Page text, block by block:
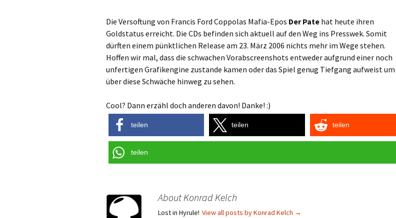
Die Versoftung von Francis Ford Coppolas Mafia-Epos Der Pate hat heute ihren
Goldstatus erreicht. Die CDs befinden sich aktuell auf den Weg ins Presswek. Somit
dürften einem pünktlichen Release am 23. März 2006 nichts mehr im Wege stehen.
Hoffen wir mal, dass die schwachen Vorabscreenshots entweder aufgrund einer noch
unfertigen Grafikengine zustande kamen oder das Spiel genug Tiefgang aufweist um
über diese Schwäche hinweg zu sehen.
Cool? Dann erzähl doch anderen davon! Danke! :)
teilen teilen teilen
teilen
About Konrad Kelch
Lost in Hyrule! View all posts by Konrad Kelch →